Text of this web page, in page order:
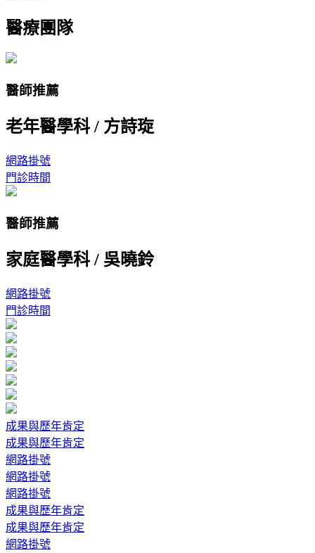
醫療團隊
醫師推薦
老年醫學科 / 方詩琁
網路掛號
門診時間
醫師推薦
家庭醫學科 / 吳曉鈴
網路掛號
門診時間
成果與歷年肯定
成果與歷年肯定
網路掛號
網路掛號
網路掛號
成果與歷年肯定
成果與歷年肯定
網路掛號